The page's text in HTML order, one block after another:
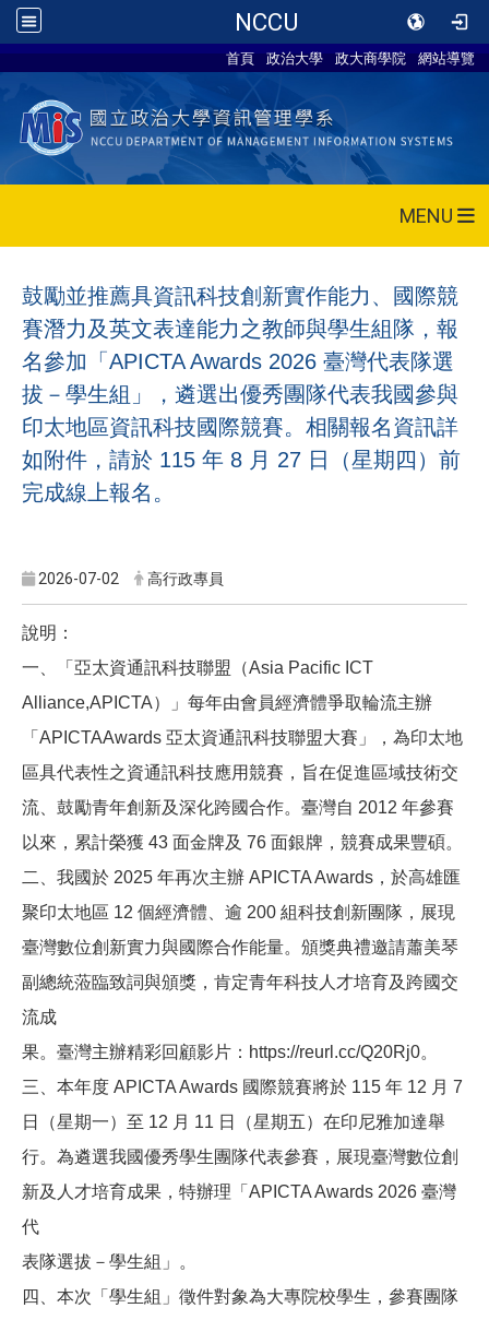
NCCU
首頁 政治大學 政大商學院 網站導覽
MENU
鼓勵並推薦具資訊科技創新實作能力、國際競
賽潛力及英文表達能力之教師與學生組隊，報
名參加「 APICTA Awards 2026 臺灣代表隊選
拔－學生組」，遴選出優秀團隊代表我國參與
印太地區資訊科技國際競賽。相關報名資訊詳
如附件，請於 115 年 8 月 27 日（星期四）前
完成線上報名。
2026-07-02 高行政專員
說明：
一、「亞太資通訊科技聯盟（Asia Pacific ICT
Alliance,APICTA）」每年由會員經濟體爭取輪流主辦
「 APICTAAwards 亞太資通訊科技聯盟大賽」，為印太地
區具代表性之資通訊科技應用競賽，旨在促進區域技術交
流、鼓勵青年創新及深化跨國合作。臺灣自 2012 年參賽
以來，累計榮獲 43 面金牌及 76 面銀牌，競賽成果豐碩。
二、我國於 2025 年再次主辦 APICTA Awards ，於高雄匯
聚印太地區 12 個經濟體、逾 200 組科技創新團隊，展現
臺灣數位創新實力與國際合作能量。頒獎典禮邀請蕭美琴
副總統蒞臨致詞與頒獎，肯定青年科技人才培育及跨國交
流成
果。臺灣主辦精彩回顧影片： https://reurl.cc/Q20Rj0。
三、本年度 APICTA Awards 國際競賽將於 115 年 12 月 7
日（星期一）至 12 月 11 日（星期五）在印尼雅加達舉
行。為遴選我國優秀學生團隊代表參賽，展現臺灣數位創
新及人才培育成果，特辦理「 APICTA Awards 2026 臺灣
代
表隊選拔－學生組」。
四、本次「學生組」徵件對象為大專院校學生，參賽團隊